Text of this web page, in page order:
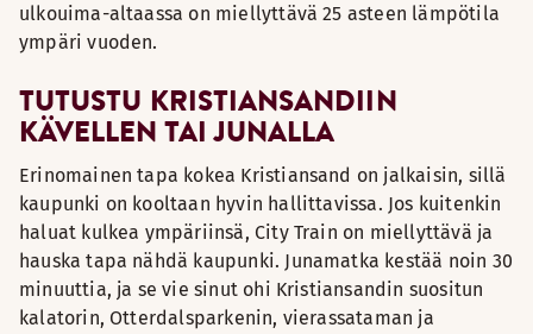
ulkouima-altaassa on miellyttävä 25 asteen lämpötila
ympäri vuoden.
TUTUSTU KRISTIANSANDIIN
KÄVELLEN TAI JUNALLA
Erinomainen tapa kokea Kristiansand on jalkaisin, sillä
kaupunki on kooltaan hyvin hallittavissa. Jos kuitenkin
haluat kulkea ympäriinsä, City Train on miellyttävä ja
hauska tapa nähdä kaupunki. Junamatka kestää noin 30
minuuttia, ja se vie sinut ohi Kristiansandin suositun
kalatorin, Otterdalsparkenin, vierassataman ja